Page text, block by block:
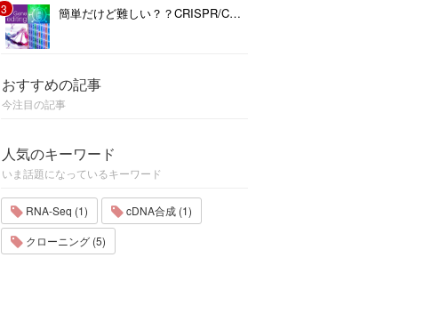
3 簡単だけど難しい？？CRISPR/Casによるゲノム編集成功への近道
おすすめの記事
今注目の記事
人気のキーワード
いま話題になっているキーワード
RNA-Seq (1)
cDNA合成 (1)
クローニング (5)